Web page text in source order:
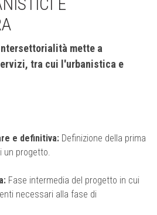
mette a
tra cui l'urbanistica e
e definitiva: Definizione della prima
progetto.
Fase intermedia del progetto in cui
necessari alla fase di